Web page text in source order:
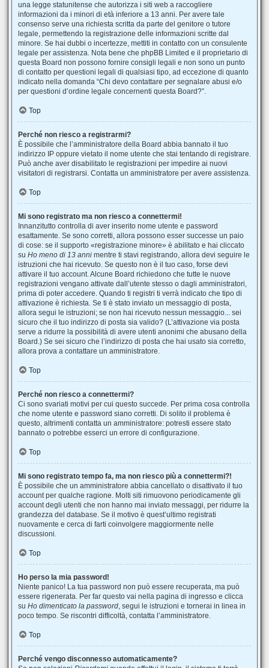
una legge statunitense che autorizza i siti web a raccogliere
informazioni da i minori di età inferiore a 13 anni. Per avere tale
consenso serve una richiesta scritta da parte del genitore o tutore
legale, permettendo la registrazione delle informazioni scritte dal
minore. Se hai dubbi o incertezze, mettiti in contatto con un consulente
legale per assistenza. Nota bene che phpBB Limited e il proprietario di
questa Board non possono fornire consigli legali e non sono un punto
di contatto per questioni legali di qualsiasi tipo, ad eccezione di quanto
indicato nella domanda “Chi devo contattare per segnalare abusi e/o
per questioni d’ordine legale concernenti questa Board?”.
Top
Perché non riesco a registrarmi?
È possibile che l’amministratore della Board abbia bannato il tuo
indirizzo IP oppure vietato il nome utente che stai tentando di registrare.
Può anche aver disabilitato le registrazioni per impedire ai nuovi
visitatori di registrarsi. Contatta un amministratore per avere assistenza.
Top
Mi sono registrato ma non riesco a connettermi!
Innanzitutto controlla di aver inserito nome utente e password
esattamente. Se sono corretti, allora possono esser successe un paio
di cose: se il supporto «registrazione minore» è abilitato e hai cliccato
su Ho meno di 13 anni mentre ti stavi registrando, allora devi seguire le
istruzioni che hai ricevuto. Se questo non è il tuo caso, forse devi
attivare il tuo account. Alcune Board richiedono che tutte le nuove
registrazioni vengano attivate dall’utente stesso o dagli amministratori,
prima di poter accedere. Quando ti registri ti verrà indicato che tipo di
attivazione è richiesta. Se ti è stato inviato un messaggio di posta,
allora segui le istruzioni; se non hai ricevuto nessun messaggio... sei
sicuro che il tuo indirizzo di posta sia valido? (L’attivazione via posta
serve a ridurre la possibilità di avere utenti anonimi che abusano della
Board.) Se sei sicuro che l’indirizzo di posta che hai usato sia corretto,
allora prova a contattare un amministratore.
Top
Perché non riesco a connettermi?
Ci sono svariati motivi per cui questo succede. Per prima cosa controlla
che nome utente e password siano corretti. Di solito il problema è
questo, altrimenti contatta un amministratore: potresti essere stato
bannato o potrebbe esserci un errore di configurazione.
Top
Mi sono registrato tempo fa, ma non riesco più a connettermi?!
È possibile che un amministratore abbia cancellato o disattivato il tuo
account per qualche ragione. Molti siti rimuovono periodicamente gli
account degli utenti che non hanno mai inviato messaggi, per ridurre la
grandezza del database. Se il motivo è quest’ultimo registrati
nuovamente e cerca di farti coinvolgere maggiormente nelle
discussioni.
Top
Ho perso la mia password!
Niente panico! La tua password non può essere recuperata, ma può
essere rigenerata. Per far questo vai nella pagina di ingresso e clicca
su Ho dimenticato la password, segui le istruzioni e tornerai in linea in
poco tempo. Se riscontri difficoltà, contatta l’amministratore.
Top
Perché vengo disconnesso automaticamente?